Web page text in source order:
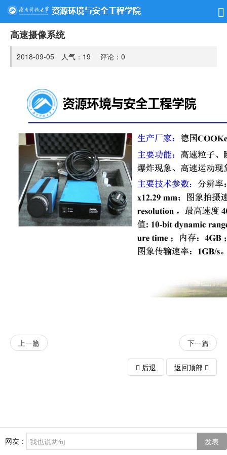
高速摄像系统
2018-09-05 人气： 19 评论： 0
上一篇 下一篇
后退 返回顶部
网友： 发表